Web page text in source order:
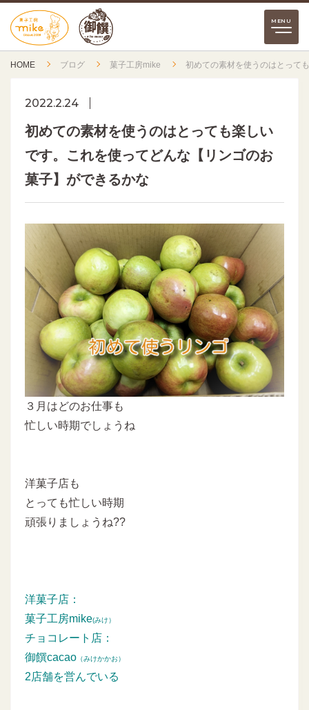
HOME ブログ 菓子工房mike 初めての素材を使うのはとって
2022.2.24
初めての素材を使うのはとっても楽しい
です。これを使ってどんな【リンゴのお
菓子】ができるかな
３月はどのお仕事も
忙しい時期でしょうね
洋菓子店も
とっても忙しい時期
頑張りましょうね??
洋菓子店：
菓子工房mike(みけ）
チョコレート店：
御饌cacao （みけかかお）
2店舗を営んでいる